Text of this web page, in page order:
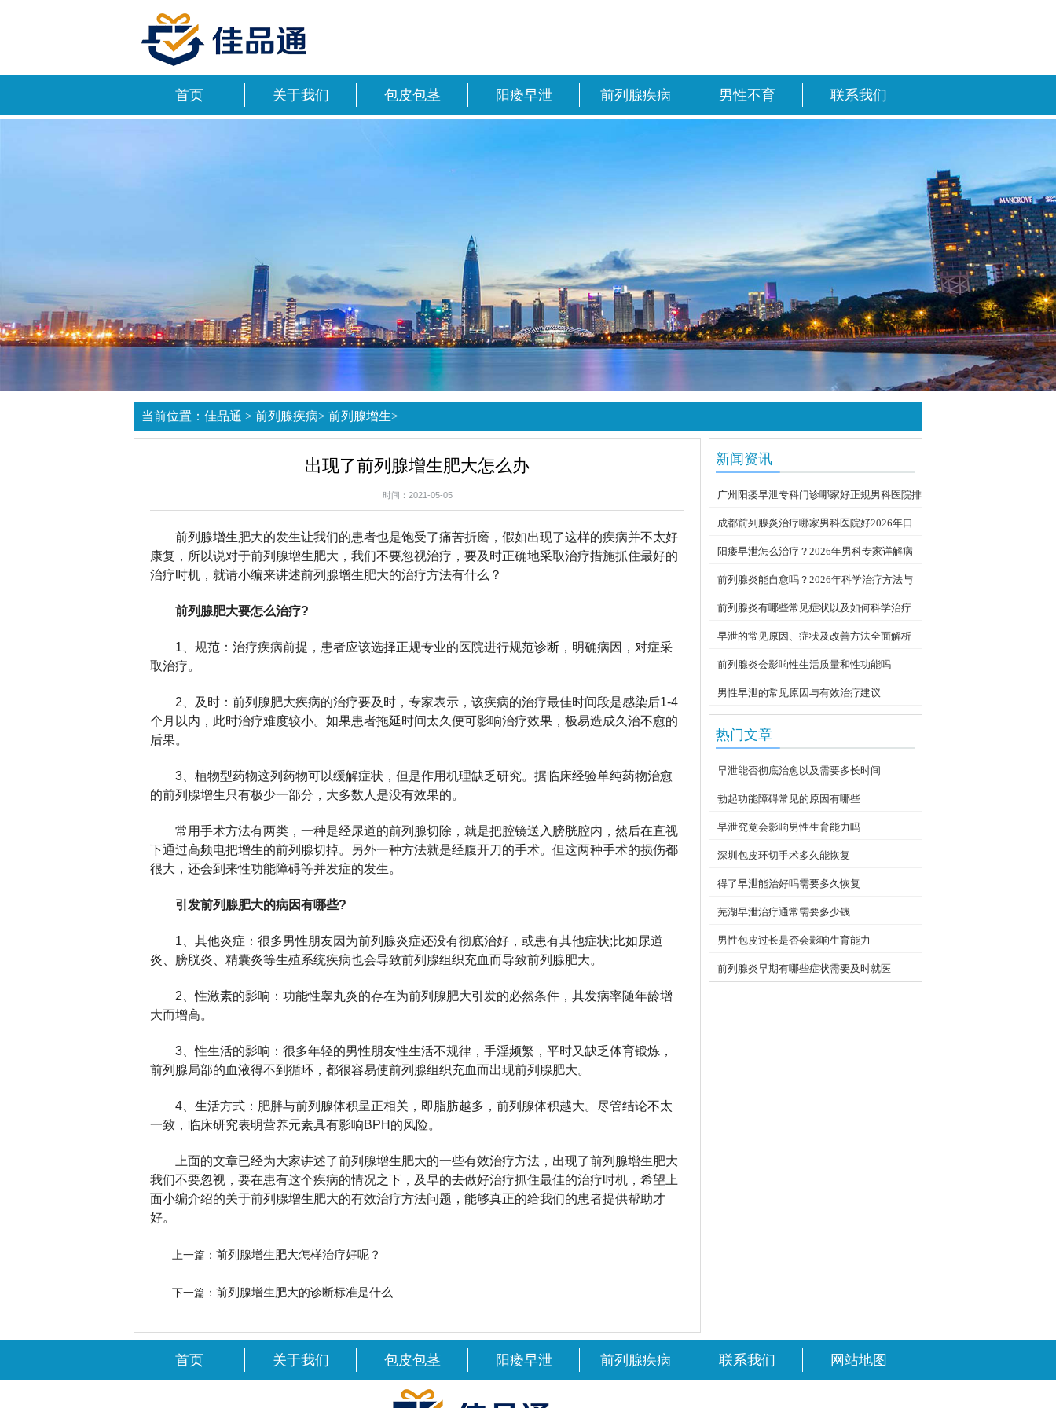
首页 关于我们 包皮包茎 阳痿早泄 前列腺疾病 男性不育 联系我们
当前位置： 佳品通 > 前列腺疾病> 前列腺增生>
出现了前列腺增生肥大怎么办
时间：2021-05-05
前列腺增生肥大的发生让我们的患者也是饱受了痛苦折磨，假如出现了这样的疾病并不太好
康复，所以说对于前列腺增生肥大，我们不要忽视治疗，要及时正确地采取治疗措施抓住最好的
治疗时机，就请小编来讲述前列腺增生肥大的治疗方法有什么？
前列腺肥大要怎么治疗?
1、规范：治疗疾病前提，患者应该选择正规专业的医院进行规范诊断，明确病因，对症采
取治疗。
2、及时：前列腺肥大疾病的治疗要及时，专家表示，该疾病的治疗最佳时间段是感染后1-4
个月以内，此时治疗难度较小。如果患者拖延时间太久便可影响治疗效果，极易造成久治不愈的
后果。
3、植物型药物这列药物可以缓解症状，但是作用机理缺乏研究。据临床经验单纯药物治愈
的前列腺增生只有极少一部分，大多数人是没有效果的。
常用手术方法有两类，一种是经尿道的前列腺切除，就是把腔镜送入膀胱腔内，然后在直视
下通过高频电把增生的前列腺切掉。另外一种方法就是经腹开刀的手术。但这两种手术的损伤都
很大，还会到来性功能障碍等并发症的发生。
引发前列腺肥大的病因有哪些?
1、其他炎症：很多男性朋友因为前列腺炎症还没有彻底治好，或患有其他症状;比如尿道
炎、膀胱炎、精囊炎等生殖系统疾病也会导致前列腺组织充血而导致前列腺肥大。
2、性激素的影响：功能性睾丸炎的存在为前列腺肥大引发的必然条件，其发病率随年龄增
大而增高。
3、性生活的影响：很多年轻的男性朋友性生活不规律，手淫频繁，平时又缺乏体育锻炼，
前列腺局部的血液得不到循环，都很容易使前列腺组织充血而出现前列腺肥大。
4、生活方式：肥胖与前列腺体积呈正相关，即脂肪越多，前列腺体积越大。尽管结论不太
一致，临床研究表明营养元素具有影响BPH的风险。
上面的文章已经为大家讲述了前列腺增生肥大的一些有效治疗方法，出现了前列腺增生肥大
我们不要忽视，要在患有这个疾病的情况之下，及早的去做好治疗抓住最佳的治疗时机，希望上
面小编介绍的关于前列腺增生肥大的有效治疗方法问题，能够真正的给我们的患者提供帮助才
好。
上一篇： 前列腺增生肥大怎样治疗好呢？
下一篇： 前列腺增生肥大的诊断标准是什么
新闻资讯
广州阳痿早泄专科门诊哪家好正规男科医院排
名
成都前列腺炎治疗哪家男科医院好2026年口
碑推荐
阳痿早泄怎么治疗？2026年男科专家详解病
因与科学用药方案
前列腺炎能自愈吗？2026年科学治疗方法与
日常护理指南
前列腺炎有哪些常见症状以及如何科学治疗
早泄的常见原因、症状及改善方法全面解析
前列腺炎会影响性生活质量和性功能吗
男性早泄的常见原因与有效治疗建议
热门文章
早泄能否彻底治愈以及需要多长时间
勃起功能障碍常见的原因有哪些
早泄究竟会影响男性生育能力吗
深圳包皮环切手术多久能恢复
得了早泄能治好吗需要多久恢复
芜湖早泄治疗通常需要多少钱
男性包皮过长是否会影响生育能力
前列腺炎早期有哪些症状需要及时就医
首页 关于我们 包皮包茎 阳痿早泄 前列腺疾病 联系我们 网站地图